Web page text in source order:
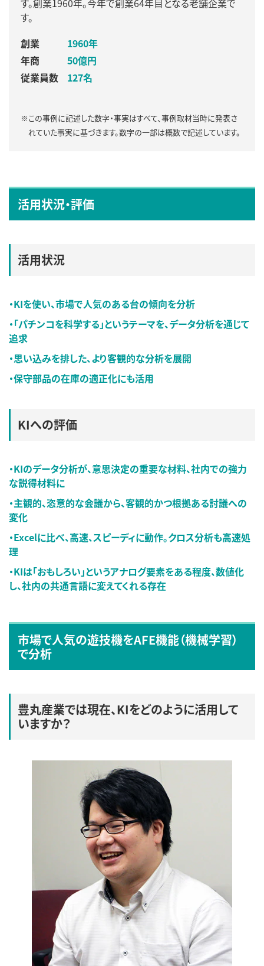
す。創業1960年。今年で創業64年目となる老舗企業で
す。
創業
1960年
年商
50億円
従業員数
127名
※この事例に記述した数字・事実はすべて、事例取材当時に発表さ
れていた事実に基づきます。数字の一部は概数で記述しています。
活用状況・評価
活用状況
・KIを使い、市場で人気のある台の傾向を分析
・「パチンコを科学する」というテーマを、データ分析を通じて
追求
・思い込みを排した、より客観的な分析を展開
・保守部品の在庫の適正化にも活用
KIへの評価
・KIのデータ分析が、意思決定の重要な材料、社内での強力
な説得材料に
・主観的、恣意的な会議から、客観的かつ根拠ある討議への
変化
・Excelに比べ、高速、スピーディに動作。クロス分析も高速処
理
・KIは「おもしろい」というアナログ要素をある程度、数値化
し、社内の共通言語に変えてくれる存在
市場で人気の遊技機をAFE機能（機械学習）
で分析
豊丸産業では現在、KIをどのように活用して
いますか？